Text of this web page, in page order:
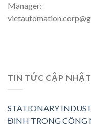
Manager:
TIN TỨC CẬP NHẬT
STATIONARY
ĐỊNH TRONG CÔNG